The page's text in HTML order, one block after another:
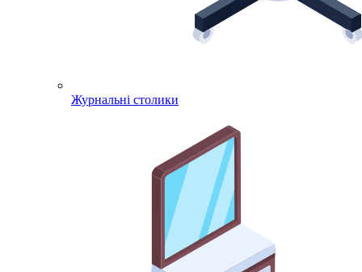
Журнальні столики